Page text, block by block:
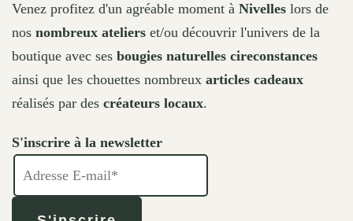
Venez profitez d'un agréable moment à Nivelles lors de
nos nombreux ateliers et/ou découvrir l'univers de la
boutique avec ses bougies naturelles cireconstances
ainsi que les chouettes nombreux articles cadeaux
réalisés par des créateurs locaux.
S'inscrire à la newsletter